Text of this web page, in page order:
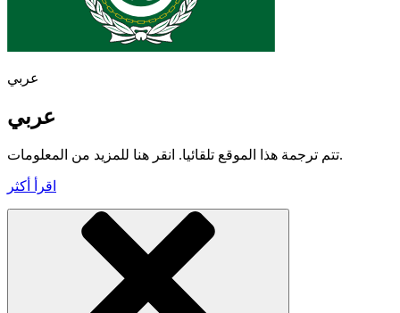
عربي
عربي
تتم ترجمة هذا الموقع تلقائيا. انقر هنا للمزيد من المعلومات.
اقرأ أكثر